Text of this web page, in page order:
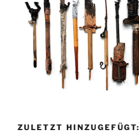
ZULETZT HINZUGEFÜGT: